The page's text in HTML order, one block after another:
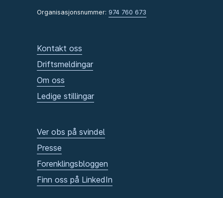
Organisasjonsnummer: 974 760 673
Kontakt oss
Driftsmeldingar
Om oss
Ledige stillingar
Ver obs på svindel
Presse
Forenklingsbloggen
Finn oss på LinkedIn